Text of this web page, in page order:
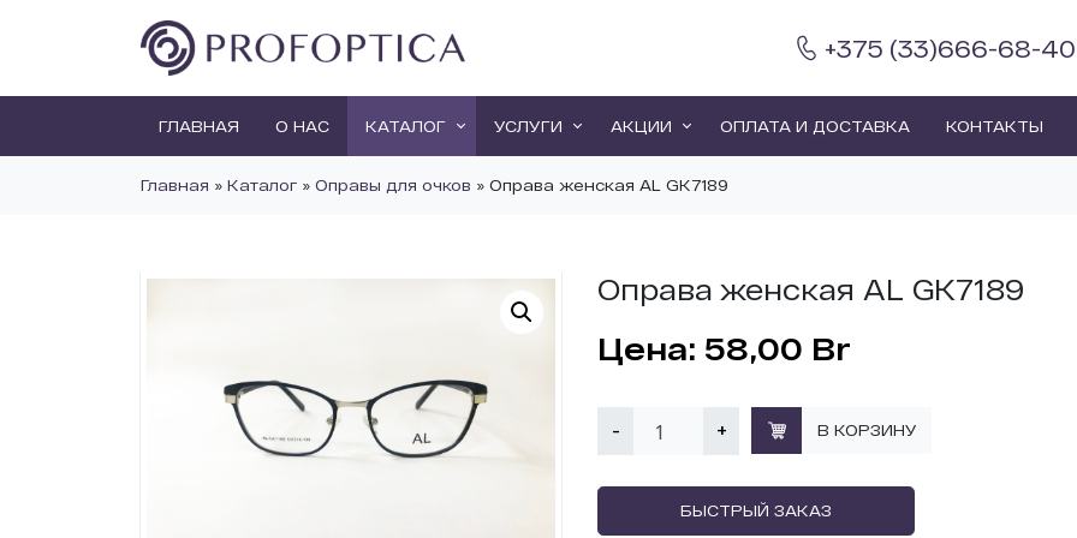
+375 (33)666-68-40
ГЛАВНАЯ О НАС КАТАЛОГ УСЛУГИ АКЦИИ ОПЛАТА И ДОСТАВКА КОНТАКТЫ
Главная » Каталог » Оправы для очков » Оправа женская AL GK7189
Оправа женская AL GK7189
58,00 Br
- + В КОРЗИНУ
БЫСТРЫЙ ЗАКАЗ